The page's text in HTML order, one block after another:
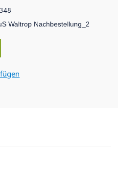
Waltrop Nachbestellung_2